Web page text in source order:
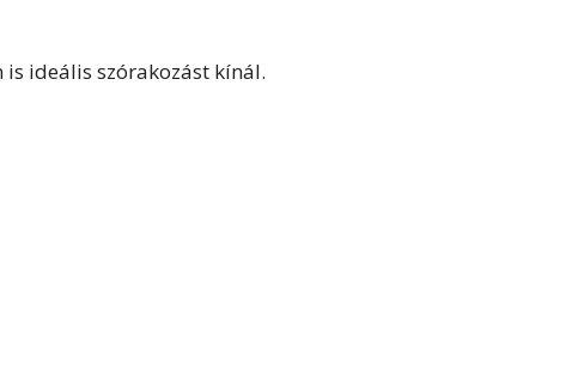
ideális szórakozást kínál.